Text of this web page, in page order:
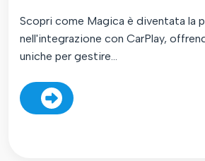
Scopri come Magica è diventata la
nell'integrazione con CarPlay,
uniche per gestire...